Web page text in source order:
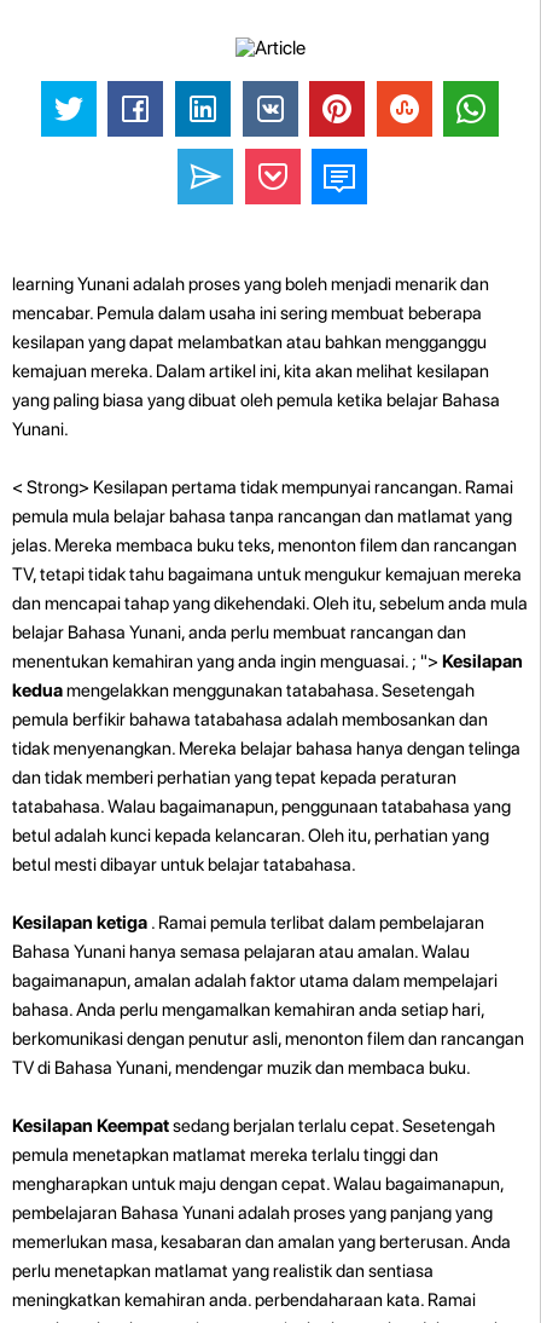
learning Yunani adalah proses yang boleh menjadi menarik dan
mencabar. Pemula dalam usaha ini sering membuat beberapa
kesilapan yang dapat melambatkan atau bahkan mengganggu
kemajuan mereka. Dalam artikel ini, kita akan melihat kesilapan
yang paling biasa yang dibuat oleh pemula ketika belajar Bahasa
Yunani.
< Strong> Kesilapan pertama tidak mempunyai rancangan. Ramai
pemula mula belajar bahasa tanpa rancangan dan matlamat yang
jelas. Mereka membaca buku teks, menonton filem dan rancangan
TV, tetapi tidak tahu bagaimana untuk mengukur kemajuan mereka
dan mencapai tahap yang dikehendaki. Oleh itu, sebelum anda mula
belajar Bahasa Yunani, anda perlu membuat rancangan dan
menentukan kemahiran yang anda ingin menguasai. ; "> Kesilapan
keduamengelakkan menggunakan tatabahasa. Sesetengah
pemula berfikir bahawa tatabahasa adalah membosankan dan
tidak menyenangkan. Mereka belajar bahasa hanya dengan telinga
dan tidak memberi perhatian yang tepat kepada peraturan
tatabahasa. Walau bagaimanapun, penggunaan tatabahasa yang
betul adalah kunci kepada kelancaran. Oleh itu, perhatian yang
betul mesti dibayar untuk belajar tatabahasa.
Kesilapan ketiga . Ramai pemula terlibat dalam pembelajaran
Bahasa Yunani hanya semasa pelajaran atau amalan. Walau
bagaimanapun, amalan adalah faktor utama dalam mempelajari
bahasa. Anda perlu mengamalkan kemahiran anda setiap hari,
berkomunikasi dengan penutur asli, menonton filem dan rancangan
TV di Bahasa Yunani, mendengar muzik dan membaca buku.
Kesilapan Keempatsedang berjalan terlalu cepat. Sesetengah
pemula menetapkan matlamat mereka terlalu tinggi dan
mengharapkan untuk maju dengan cepat. Walau bagaimanapun,
pembelajaran Bahasa Yunani adalah proses yang panjang yang
memerlukan masa, kesabaran dan amalan yang berterusan. Anda
perlu menetapkan matlamat yang realistik dan sentiasa
meningkatkan kemahiran anda.perbendaharaan kata. Ramai